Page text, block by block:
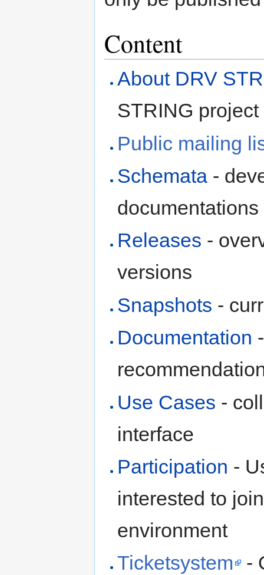
Content
About DRV
STRING project
Public mailing
Schemata -
Releases -
versions
Snapshots -
Documentation
Use Cases -
interface
Participation -
interested to
environment
Ticketsystem
-